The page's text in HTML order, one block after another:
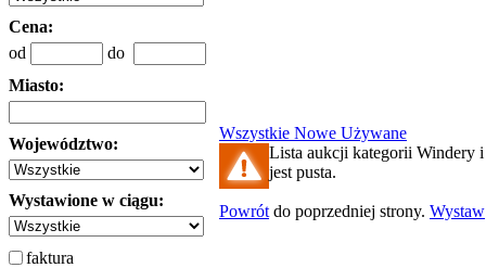
Cena:
od
do
Miasto:
Województwo:
Wystawione w ciągu:
faktura
Wszystkie Nowe Używane
Lista aukcji kategorii Windery
jest pusta.
Powrót do poprzedniej strony. Wystaw